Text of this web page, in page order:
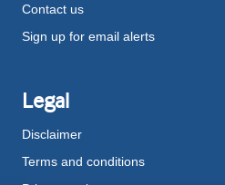
Contact us
Sign up for email alerts
Legal
Disclaimer
Terms and conditions